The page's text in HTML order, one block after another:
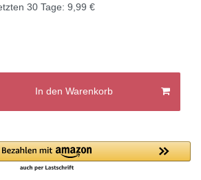
30 Tage: 9,99 €
In den Warenkorb